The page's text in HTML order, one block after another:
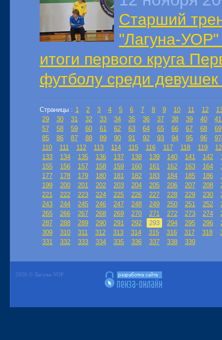
Старший
"Лагуна-
итоги первого круга
футболу среди
Страницы : 1 2 3 4 5 6 7 8 9 10 11 12
29
30 31 32 33 34 35 36 37 38 39 40
41
57
58 59 60 61 62 63 64 65 66 67 68
69
85
86 87 88 89 90 91 92 93 94 95 96
97
110
111 112 113 114 115 116 117 118 119
133
134 135 136 137 138 139 140 141 142
155
156 157 158 159 160 161 162 163 164
177
178 179 180 181 182 183 184 185 186
199
200 201 202 203 204 205 206 207 208
221
222 223 224 225 226 227 228 229 230
243
244 245 246 247 248 249 250 251 252
265
266 267 268 269 270 271 272 273 274
287
288 289 290 291 292 293 294 295 296
309
310 311 312 313 314 315 316 317 318
331
332 333 334 335 336 337 338 339
2026 © Лагуна-УОР